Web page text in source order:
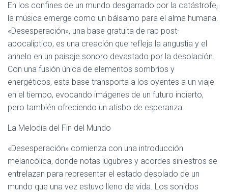
En los confines de un mundo desgarrado por la catástrofe,
la música emerge como un bálsamo para el alma humana.
«Desesperación», una base gratuita de rap post-
apocalíptico, es una creación que refleja la angustia y el
anhelo en un paisaje sonoro devastado por la desolación.
Con una fusión única de elementos sombríos y
energéticos, esta base transporta a los oyentes a un viaje
en el tiempo, evocando imágenes de un futuro incierto,
pero también ofreciendo un atisbo de esperanza.
La Melodía del Fin del Mundo
«Desesperación» comienza con una introducción
melancólica, donde notas lúgubres y acordes siniestros se
entrelazan para representar el estado desolado de un
mundo que una vez estuvo lleno de vida. Los sonidos